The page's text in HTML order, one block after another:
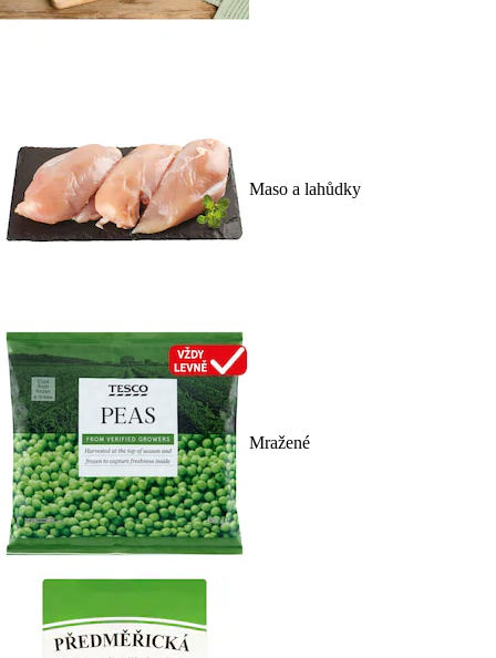
Maso a lahůdky
Mražené